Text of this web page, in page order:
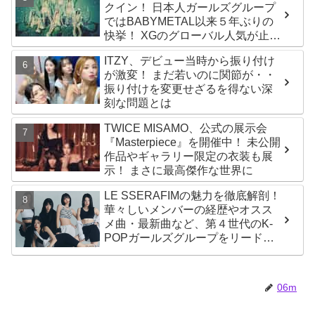
クイン！ 日本人ガールズグループ
ではBABYMETAL以来５年ぶりの
快挙！ XGのグローバル人気が止ま
らない…「コーチェラ2025」にも
日本人唯一の出演
ITZY、デビュー当時から振り付け
が激変！ まだ若いのに関節が・・
振り付けを変更せざるを得ない深
刻な問題とは
TWICE MISAMO、公式の展示会
『Masterpiece』を開催中！ 未公開
作品やギャラリー限定の衣装も展
示！ まさに最高傑作な世界に
LE SSERAFIMの魅力を徹底解剖！
華々しいメンバーの経歴やオスス
メ曲・最新曲など、第４世代のK-
POPガールズグループをリードす
06m